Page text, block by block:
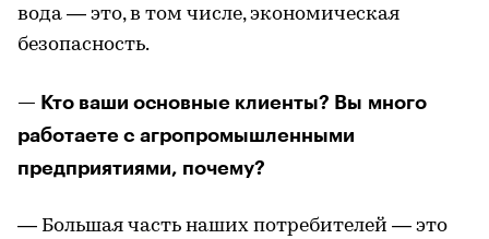
вода — это, в том числе, экономическая
безопасность.
— Кто ваши основные клиенты? Вы много
работаете с агропромышленными
предприятиями, почему?
— Большая часть наших потребителей — это